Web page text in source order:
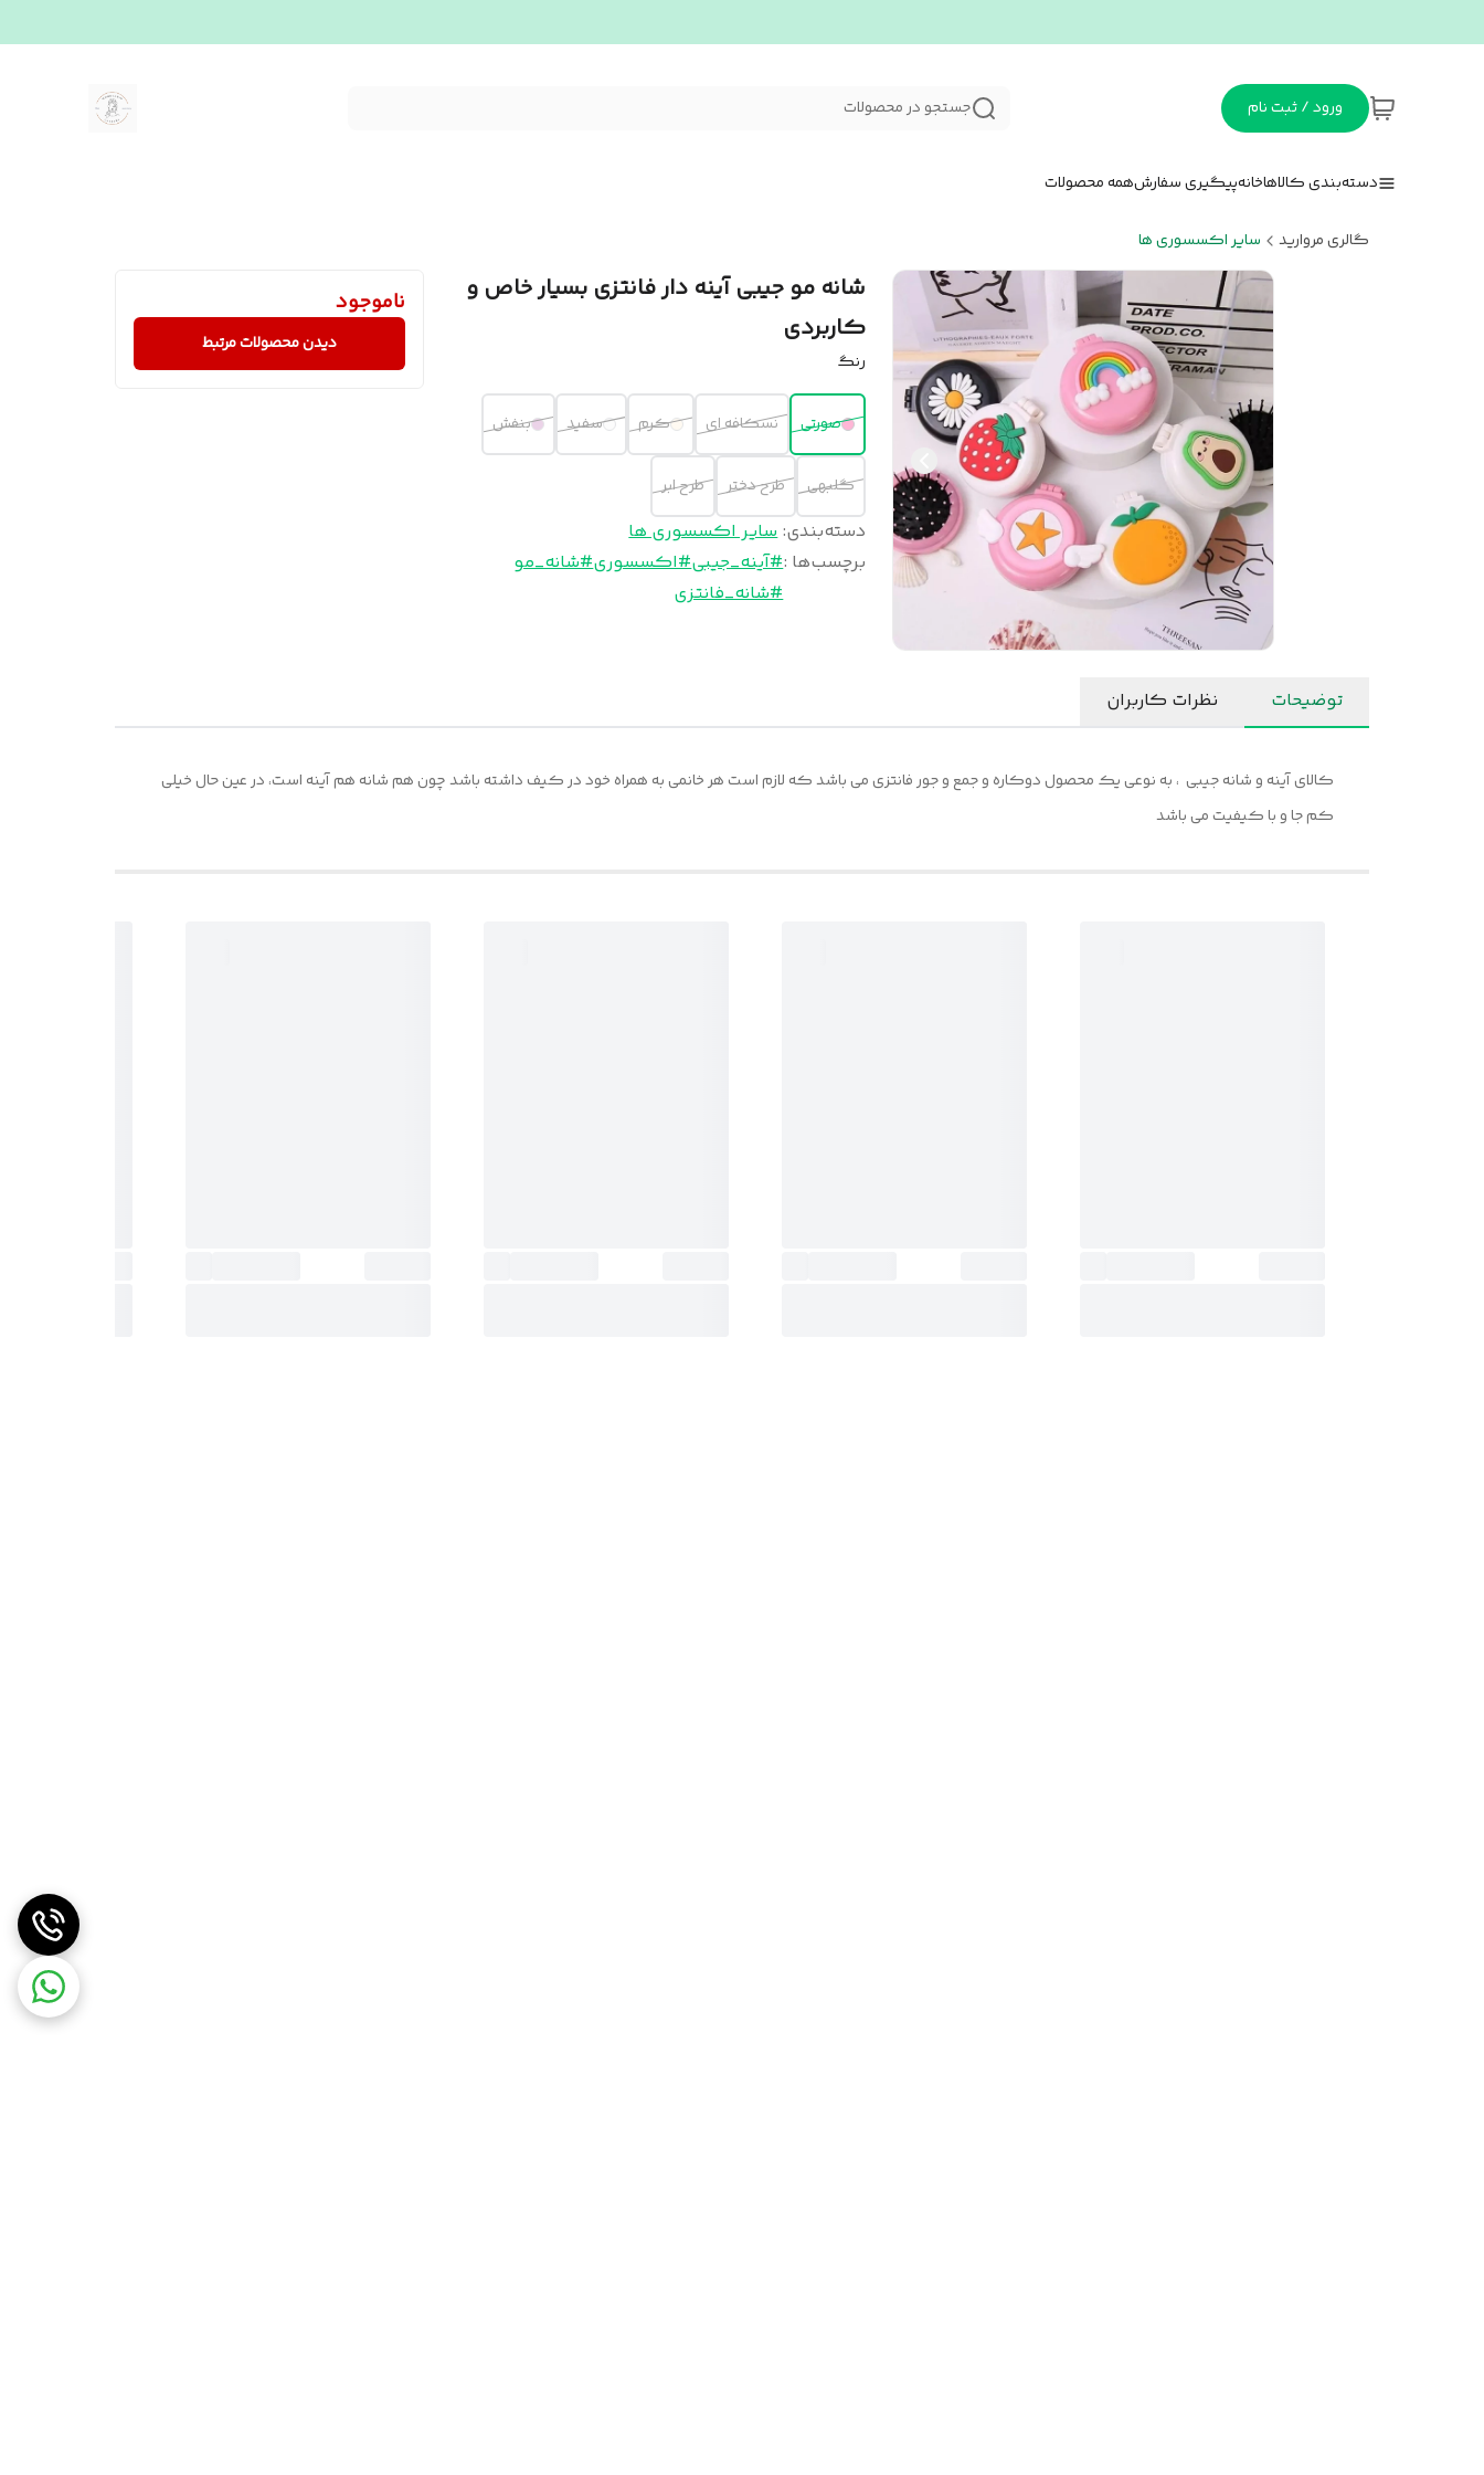
ورود / ثبت نام جستجو در محصولات
دسته‌بندی کالاهاخانهپیگیری سفارشهمه محصولات
گالری مروارید سایر اکسسوری ها
شانه مو جیبی آینه دار فانتزی بسیار خاص و
کاربردی
رنگ
صورتی نسکافه ای کرم سفید بنفش
گلبهی طرح دختر طرح ابر
دسته‌بندی:سایر اکسسوری ها
برچسب‌ها :#آینه_جیبی#اکسسوری#شانه_مو
#شانه_فانتزی
ناموجود
دیدن محصولات مرتبط
توضیحات نظرات کاربران
کالای آینه و شانه جیبی ، به نوعی یک محصول دوکاره و جمع و جور فانتزی می باشد که لازم است هر خانمی به همراه خود در کیف داشته باشد چون هم شانه هم آینه است، در عین حال خیلی
کم جا و با کیفیت می باشد